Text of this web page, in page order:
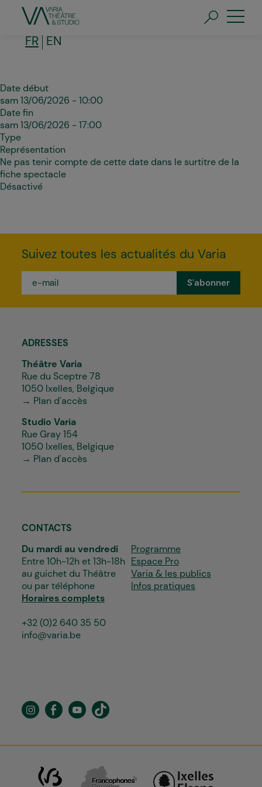
contenu
FR EN
Date début
sam 13/06/2026 - 10:00
Date fin
sam 13/06/2026 - 17:00
Type
Représentation
Ne pas tenir compte de cette date dans le surtitre de la
fiche spectacle
Désactivé
Suivez toutes les actualités du Varia
mail
ADRESSES
Théâtre Varia
Rue du Sceptre 78
1050 Ixelles, Belgique
→ Plan d'accès
Studio Varia
Rue Gray 154
1050 Ixelles, Belgique
→ Plan d'accès
CONTACTS
Du mardi au vendredi
Entre 10h-12h et 13h-18h
au guichet du Théâtre
ou par téléphone
Horaires complets
+32 (0)2 640 35 50
info@varia.be
Programme
Espace Pro
Varia & les publics
Infos pratiques